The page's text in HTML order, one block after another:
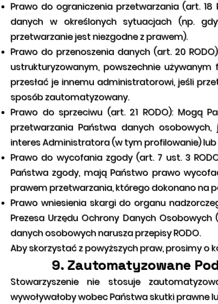
Prawo do ograniczenia przetwarzania (art.
danych w określonych sytuacjach (np.
przetwarzanie jest niezgodne z prawem).
Prawo do przenoszenia danych (art. 20
ustrukturyzowanym, powszechnie
przesłać je innemu administratorowi, jeśli
sposób zautomatyzowany.
Prawo do sprzeciwu (art. 21 RODO): Mogą
przetwarzania Państwa danych
interes Administratora (w tym profilowanie)
Prawo do wycofania zgody (art. 7 ust. 3
Państwa zgody, mają Państwo prawo
prawem przetwarzania, którego dokonano na
Prawo wniesienia skargi do organu
Prezesa Urzędu Ochrony Danych
danych osobowych narusza przepisy RODO.
Aby skorzystać z powyższych praw, prosimy
9. Zautomatyzowane
Stowarzyszenie nie stosuje
wywoływałoby wobec Państwa skutki prawne